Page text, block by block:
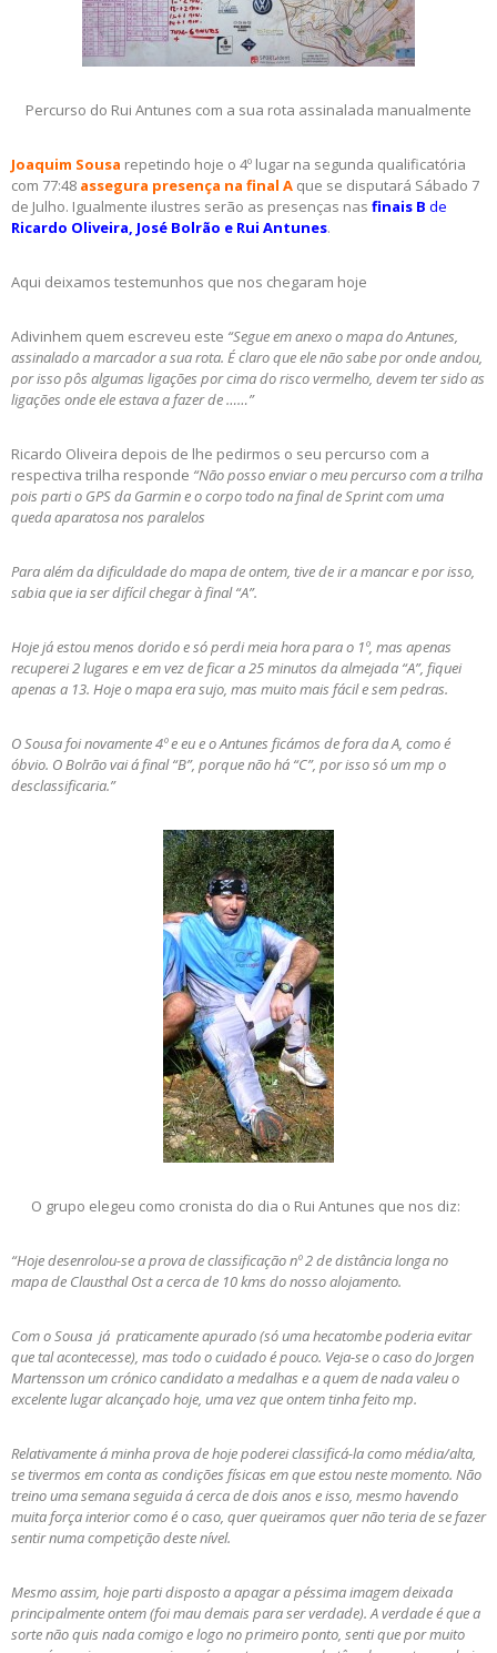
Percurso do Rui Antunes com a sua rota assinalada manualmente
Joaquim Sousa repetindo hoje o 4º lugar na segunda qualificatória
com 77:48 assegura presença na final A que se disputará Sábado 7
de Julho. Igualmente ilustres serão as presenças nas finais B de
Ricardo Oliveira, José Bolrão e Rui Antunes.
Aqui deixamos testemunhos que nos chegaram hoje
Adivinhem quem escreveu este “Segue em anexo o mapa do Antunes,
assinalado a marcador a sua rota. É claro que ele não sabe por onde andou,
por isso pôs algumas ligações por cima do risco vermelho, devem ter sido as
ligações onde ele estava a fazer de ……”
Ricardo Oliveira depois de lhe pedirmos o seu percurso com a
respectiva trilha responde “Não posso enviar o meu percurso com a trilha
pois parti o GPS da Garmin e o corpo todo na final de Sprint com uma
queda aparatosa nos paralelos
Para além da dificuldade do mapa de ontem, tive de ir a mancar e por isso,
sabia que ia ser difícil chegar à final “A”.
Hoje já estou menos dorido e só perdi meia hora para o 1º, mas apenas
recuperei 2 lugares e em vez de ficar a 25 minutos da almejada “A”, fiquei
apenas a 13. Hoje o mapa era sujo, mas muito mais fácil e sem pedras.
O Sousa foi novamente 4º e eu e o Antunes ficámos de fora da A, como é
óbvio. O Bolrão vai á final “B”, porque não há “C”, por isso só um mp o
desclassificaria.”
O grupo elegeu como cronista do dia o Rui Antunes que nos diz:
“Hoje desenrolou-se a prova de classificação nº 2 de distância longa no
mapa de Clausthal Ost a cerca de 10 kms do nosso alojamento.
Com o Sousa já praticamente apurado (só uma hecatombe poderia evitar
que tal acontecesse), mas todo o cuidado é pouco. Veja-se o caso do Jorgen
Martensson um crónico candidato a medalhas e a quem de nada valeu o
excelente lugar alcançado hoje, uma vez que ontem tinha feito mp.
Relativamente á minha prova de hoje poderei classificá-la como média/alta,
se tivermos em conta as condições físicas em que estou neste momento. Não
treino uma semana seguida á cerca de dois anos e isso, mesmo havendo
muita força interior como é o caso, quer queiramos quer não teria de se fazer
sentir numa competição deste nível.
Mesmo assim, hoje parti disposto a apagar a péssima imagem deixada
principalmente ontem (foi mau demais para ser verdade). A verdade é que a
sorte não quis nada comigo e logo no primeiro ponto, senti que por muito